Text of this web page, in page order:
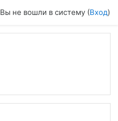
Вы не вошли в систему (Вход)